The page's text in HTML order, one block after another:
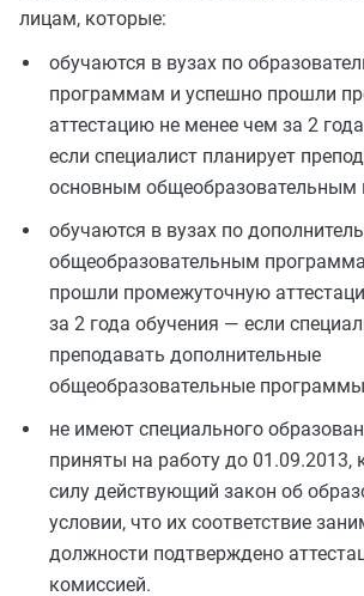
лицам, которые:
обучаются в вузах по
программам и успешно прошли
аттестацию не менее чем за 2
если специалист планирует
основным
обучаются в вузах по
общеобразовательным
прошли промежуточную
за 2 года обучения — если
преподавать дополнительные
общеобразовательные
не имеют специального
приняты на работу до 01.09.2013,
силу действующий закон об
условии, что их соответствие
должности подтверждено
комиссией.